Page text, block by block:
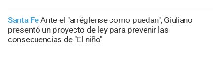
Santa FeAnte el "arréglense como puedan", Giuliano
presentó un proyecto de ley para prevenir las
consecuencias de "El niño"